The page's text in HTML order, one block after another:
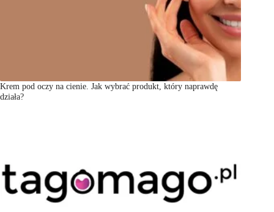
Krem pod oczy na cienie. Jak wybrać produkt, który naprawdę
działa?